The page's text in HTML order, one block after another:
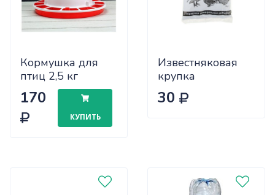
Кормушка для
птиц 2,5 кг
170
КУПИТЬ
Известняковая
крупка
30